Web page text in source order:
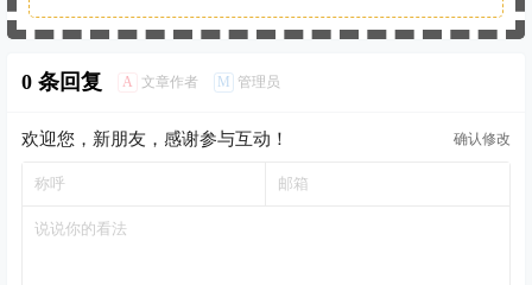
0 条回复 A 文章作者 M 管理员
欢迎您，新朋友，感谢参与互动！ 确认修改